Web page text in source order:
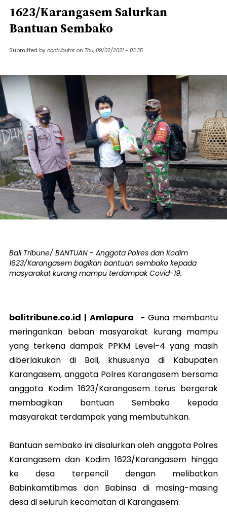
1623/Karangasem Salurkan
Bantuan Sembako
Submitted by contributor on Thu, 09/02/2021 - 03:35
Bali Tribune/ BANTUAN - Anggota Polres dan Kodim
1623/Karangasem bagikan bantuan sembako kepada
masyarakat kurang mampu terdampak Covid-19.
balitribune.co.id | Amlapura - Guna membantu
meringankan beban masyarakat kurang mampu
yang terkena dampak PPKM Level-4 yang masih
diberlakukan di Bali, khususnya di Kabupaten
Karangasem, anggota Polres Karangasem bersama
anggota Kodim 1623/Karangasem terus bergerak
membagikan bantuan Sembako kepada
masyarakat terdampak yang membutuhkan.
Bantuan sembako ini disalurkan oleh anggota Polres
Karangasem dan Kodim 1623/Karangasem hingga
ke desa terpencil dengan melibatkan
Babinkamtibmas dan Babinsa di masing-masing
desa di seluruh kecamatan di Karangasem.